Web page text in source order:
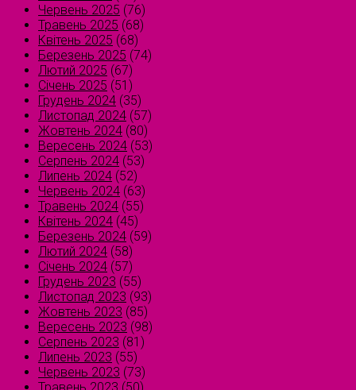
Червень 2025 (76)
Травень 2025 (68)
Квітень 2025 (68)
Березень 2025 (74)
Лютий 2025 (67)
Січень 2025 (51)
Грудень 2024 (35)
Листопад 2024 (57)
Жовтень 2024 (80)
Вересень 2024 (53)
Серпень 2024 (53)
Липень 2024 (52)
Червень 2024 (63)
Травень 2024 (55)
Квітень 2024 (45)
Березень 2024 (59)
Лютий 2024 (58)
Січень 2024 (57)
Грудень 2023 (55)
Листопад 2023 (93)
Жовтень 2023 (85)
Вересень 2023 (98)
Серпень 2023 (81)
Липень 2023 (55)
Червень 2023 (73)